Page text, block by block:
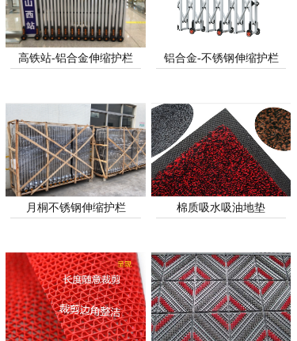
高铁站-铝合金伸缩护栏 铝合金-不锈钢伸缩护栏
月桐不锈钢伸缩护栏 棉质吸水吸油地垫